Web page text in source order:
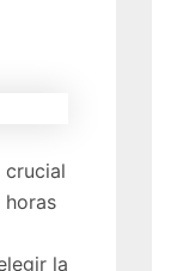
crucial
la